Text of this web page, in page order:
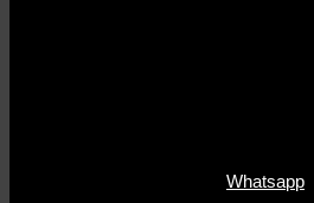
Whatsapp